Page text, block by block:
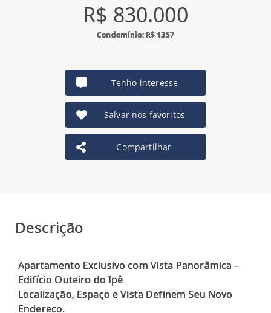
R$ 830.000
Condomínio: R$ 1357
Tenho interesse
Salvar nos favoritos
Compartilhar
Descrição
Apartamento Exclusivo com Vista Panorâmica –
Edifício Outeiro do Ipê
Localização, Espaço e Vista Definem Seu Novo
Endereço.